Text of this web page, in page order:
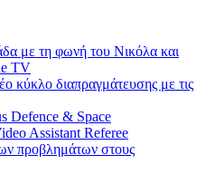
με τη φωνή του Νικόλα και
TV
κύκλο διαπραγμάτευσης με τις
Defence & Space
Assistant Referee
προβλημάτων στους